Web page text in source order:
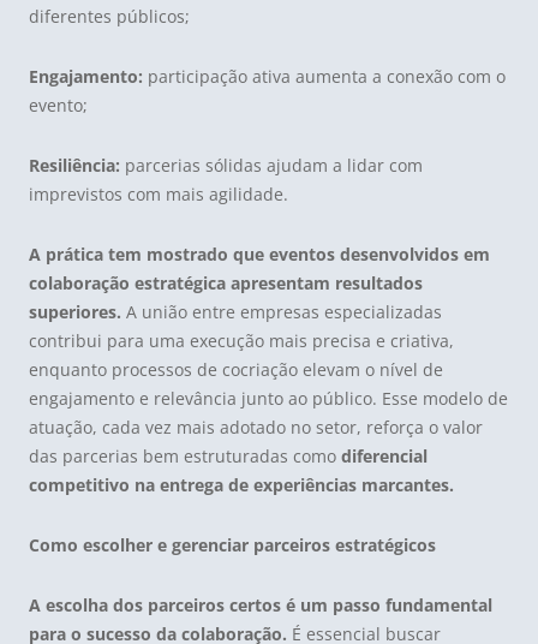
diferentes públicos;
Engajamento: participação ativa aumenta a conexão com o
evento;
Resiliência: parcerias sólidas ajudam a lidar com
imprevistos com mais agilidade.
A prática tem mostrado que eventos desenvolvidos em
colaboração estratégica apresentam resultados
superiores. A união entre empresas especializadas
contribui para uma execução mais precisa e criativa,
enquanto processos de cocriação elevam o nível de
engajamento e relevância junto ao público. Esse modelo de
atuação, cada vez mais adotado no setor, reforça o valor
das parcerias bem estruturadas como diferencial
competitivo na entrega de experiências marcantes.
Como escolher e gerenciar parceiros estratégicos
A escolha dos parceiros certos é um passo fundamental
para o sucesso da colaboração. É essencial buscar